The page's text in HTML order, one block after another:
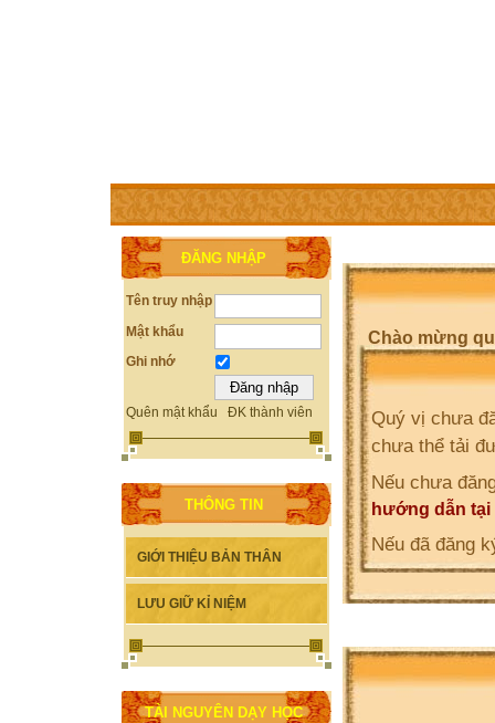
TRANG CHỦ THÀNH VIÊN TRỢ GIÚP WEBSITE
ĐĂNG NHẬP
Tên truy nhập
Mật khẩu
Ghi nhớ
Quên mật khẩu ĐK thành viên
THÔNG TIN
GIỚI THIỆU BẢN THÂN
LƯU GIỮ KỈ NIỆM
TÀI NGUYÊN DẠY HỌC
Chào mừng
Quý vị chưa
chưa thể tải
Nếu chưa
hướng dẫn tại
Nếu đã đăng